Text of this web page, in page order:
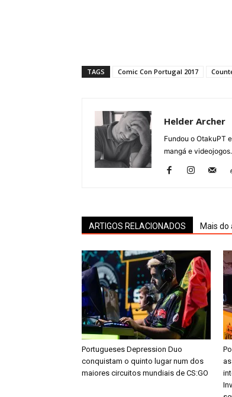
TAGS Comic Con Portugal 2017
Helder Archer
Fundou o OtakuPT
mangá e videojogos.
ARTIGOS RELACIONADOS Mais do
Portugueses Depression Duo
conquistam o quinto lugar num dos
maiores circuitos mundiais de CS:GO